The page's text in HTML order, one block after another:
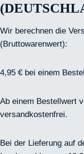
Wir berechnen die
(Bruttowarenwert):
4,95 € bei einem
Ab einem Bestellwert
versandkostenfrei.
Bei der Lieferung auf